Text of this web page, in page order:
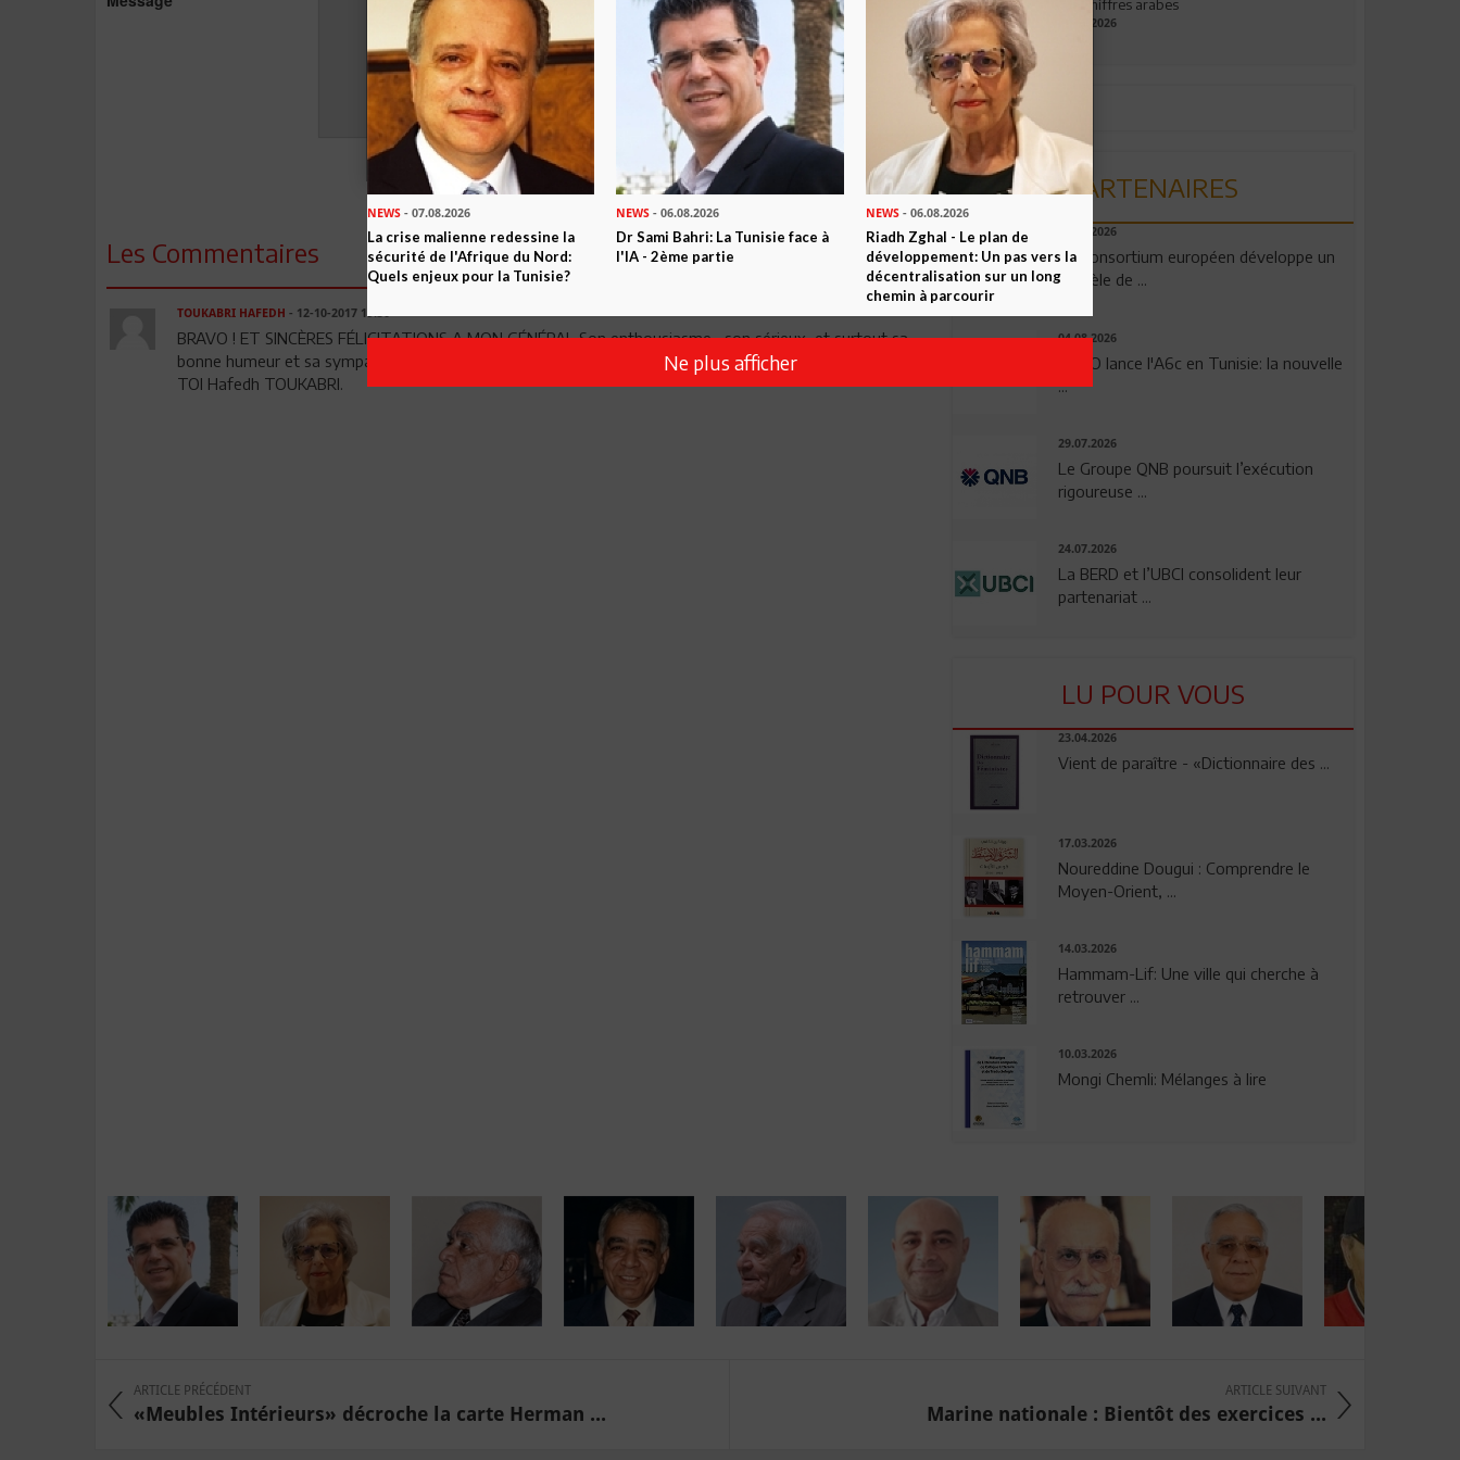
Envoyer
Les Commentaires
TOUKABRI HAFEDH - 12-10-2017 19:30
BRAVO ! ET SINCÈRES FÉLICITATIONS A MON GÉNÉRAL Son enthousiasme , son sérieux, et surtout sa
bonne humeur et sa sympathie sont reconnus et récompensés SUPER HABIB JE SUIS CONTENT POUR
TOI Hafedh TOUKABRI.
aux chiffres arabes
09.07.2026
PARTENAIRES
06.08.2026
Un consortium européen développe un
modèle de ...
04.08.2026
OPPO lance l'A6c en Tunisie: la nouvelle
...
29.07.2026
Le Groupe QNB poursuit l’exécution
rigoureuse ...
24.07.2026
La BERD et l’UBCI consolident leur
partenariat ...
LU POUR VOUS
23.04.2026
Vient de paraître - «Dictionnaire des ...
17.03.2026
Noureddine Dougui : Comprendre le
Moyen-Orient, ...
14.03.2026
Hammam-Lif: Une ville qui cherche à
retrouver ...
10.03.2026
Mongi Chemli: Mélanges à lire
ARTICLE PRÉCÉDENT
«Meubles Intérieurs» décroche la carte Herman ...
ARTICLE SUIVANT
Marine nationale : Bientôt des exercices ...
NEWS - 07.08.2026
La crise malienne redessine la
sécurité de l'Afrique du Nord:
Quels enjeux pour la Tunisie?
NEWS - 06.08.2026
Dr Sami Bahri: La Tunisie face à
l'IA - 2ème partie
NEWS- 06.08.2026
Riadh Zghal - Le plan de
développement: Un pas vers la
décentralisation sur un long
chemin à parcourir
Ne plus afficher